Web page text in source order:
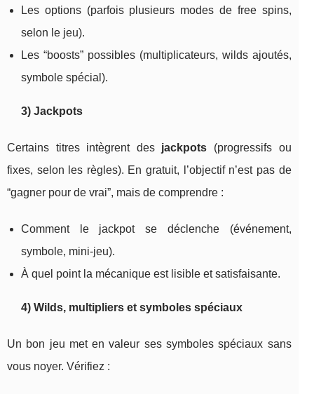
Les options (parfois plusieurs modes de free spins,
selon le jeu).
Les “boosts” possibles (multiplicateurs, wilds ajoutés,
symbole spécial).
3) Jackpots
Certains titres intègrent des jackpots (progressifs ou
fixes, selon les règles). En gratuit, l’objectif n’est pas de
“gagner pour de vrai”, mais de comprendre :
Comment le jackpot se déclenche (événement,
symbole, mini-jeu).
À quel point la mécanique est lisible et satisfaisante.
4) Wilds, multipliers et symboles spéciaux
Un bon jeu met en valeur ses symboles spéciaux sans
vous noyer. Vérifiez :